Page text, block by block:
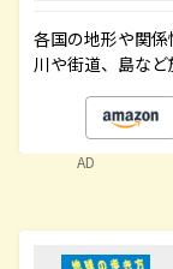
各国の地形や関係
川や街道、島など
AD